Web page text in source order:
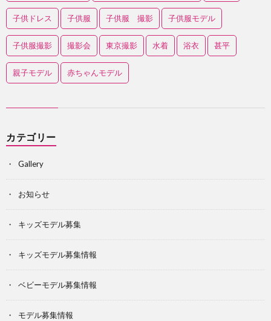
子供ドレス 子供服 子供服 撮影 子供服モデル
子供服撮影 撮影会 東京撮影 水着 浴衣 甚平
親子モデル 赤ちゃんモデル
カテゴリー
Gallery
お知らせ
キッズモデル募集
キッズモデル募集情報
ベビーモデル募集情報
モデル募集情報